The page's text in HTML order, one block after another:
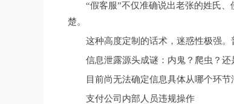
“假客服”不仅准确说出老张的姓氏
楚。
这种高度定制的话术，迷惑性极强
信息泄露源头成谜：内鬼？爬虫？还
目前尚无法确定信息具体从哪个环节
支付公司内部人员违规操作